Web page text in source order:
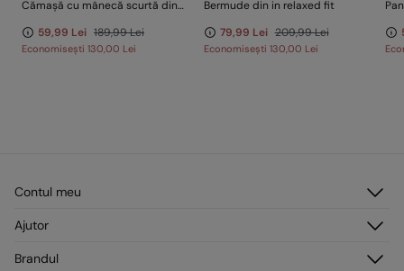
Cămașă cu mânecă scurtă din in
59,99 Lei 189,99 Lei
Economisești 130,00 Lei
Bermude din in relaxed fit
79,99 Lei 209,99 Lei
Economisești 130,00 Lei
Contul meu
Înregistrare
Adresele mele
Ajutor
Brandul